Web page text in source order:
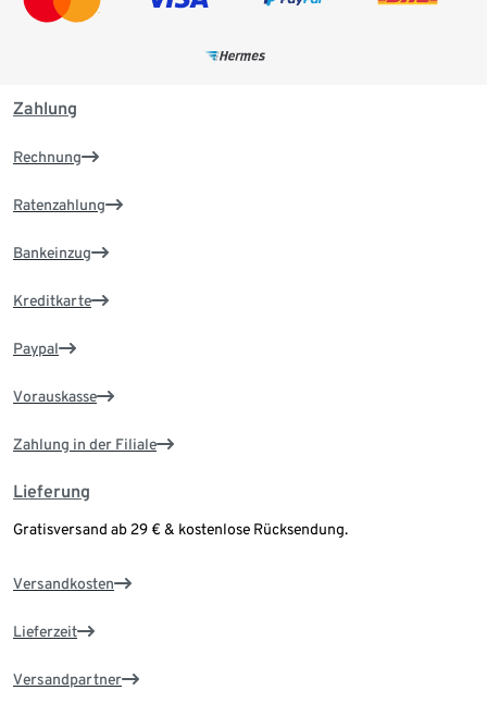
Zahlung
Rechnung
Ratenzahlung
Bankeinzug
Kreditkarte
Paypal
Vorauskasse
Zahlung in der Filiale
Lieferung
Gratisversand ab 29 € & kostenlose Rücksendung.
Versandkosten
Lieferzeit
Versandpartner